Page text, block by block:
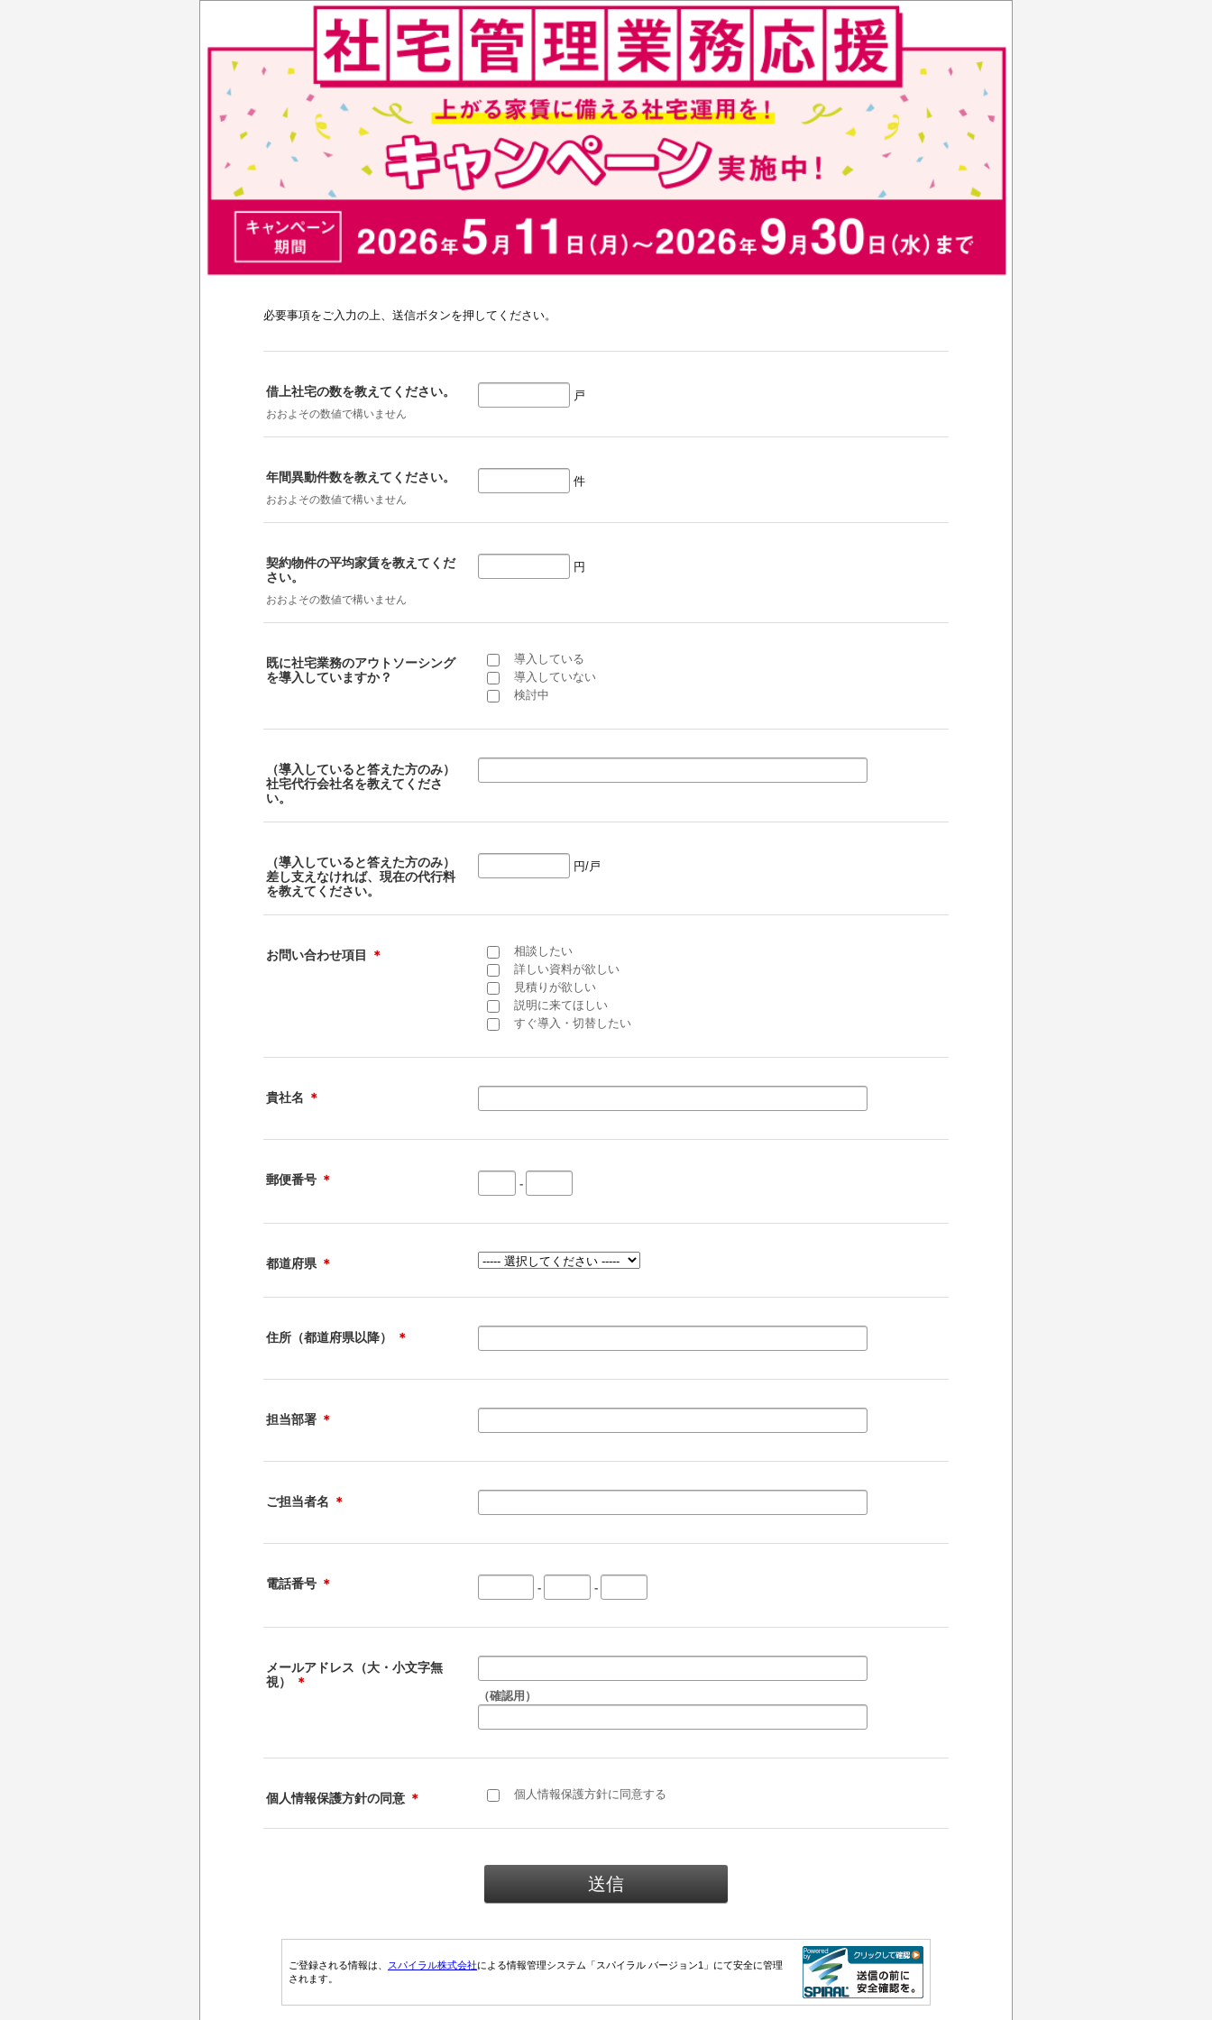
必要事項をご入力の上、送信ボタンを押してください。
借上社宅の数を教えてください。
おおよその数値で構いません
戸
年間異動件数を教えてください。
おおよその数値で構いません
件
契約物件の平均家賃を教えてくだ
さい。
おおよその数値で構いません
円
既に社宅業務のアウトソーシング
を導入していますか？
導入している
導入していない
検討中
（導入していると答えた方のみ）
社宅代行会社名を教えてくださ
い。
（導入していると答えた方のみ）
差し支えなければ、現在の代行料
を教えてください。
円/戸
お問い合わせ項目 ＊
相談したい
詳しい資料が欲しい
見積りが欲しい
説明に来てほしい
すぐ導入・切替したい
貴社名 ＊
郵便番号 ＊ -
都道府県 ＊
住所（都道府県以降） ＊
担当部署 ＊
ご担当者名 ＊
電話番号 ＊ - -
メールアドレス（大・小文字無
視）
＊
（確認用）
個人情報保護方針の同意 ＊ 個人情報保護方針に同意する
ご登録される情報は、 スパイラル株式会社による情報管理システム「スパイラル バージョン1」にて安全に管理
されます。